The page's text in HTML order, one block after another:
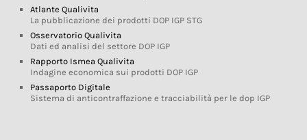
Atlante Qualivita
La pubblicazione dei prodotti DOP IGP STG
Osservatorio Qualivita
Dati ed analisi del settore DOP IGP
Rapporto Ismea Qualivita
Indagine economica sui prodotti DOP IGP
Passaporto Digitale
Sistema di anticontraffazione e tracciabilità per le dop IGP